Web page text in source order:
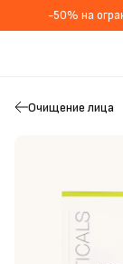
-50% на
Очищение лица